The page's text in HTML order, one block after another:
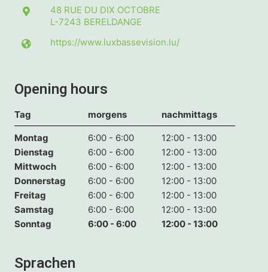
48 RUE DU DIX OCTOBRE
L-7243 BERELDANGE
https://www.luxbassevision.lu/
Opening hours
Tag morgens nachmittags
Montag 6:00 - 6:00
12:00 - 13:00
Dienstag
6:00 - 6:00
12:00 - 13:00
Mittwoch
6:00 - 6:00
12:00 - 13:00
Donnerstag
6:00 - 6:00
12:00 - 13:00
Freitag
6:00 - 6:00
12:00 - 13:00
Samstag
6:00 - 6:00
12:00 - 13:00
Sonntag
6:00 - 6:00 12:00 - 13:00
Sprachen